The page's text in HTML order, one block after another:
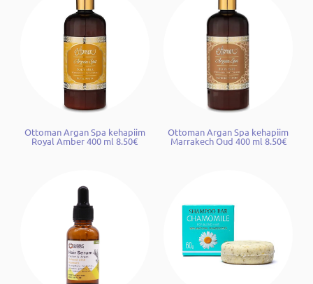
Ottoman Argan Spa kehapiim
Royal Amber 400 ml 8.50€
Ottoman Argan Spa kehapiim
Marrakech Oud 400 ml 8.50€